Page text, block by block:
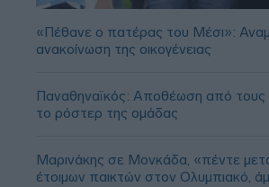
«Πέθανε ο πατέρας του Μέσι»:
ανακοίνωση της οικογένειας
Παναθηναϊκός: Αποθέωση από τους
το ρόστερ της ομάδας
Μαρινάκης σε Μονκάδα, «πέντε
έτοιμων παικτών στον Ολυμπιακό,